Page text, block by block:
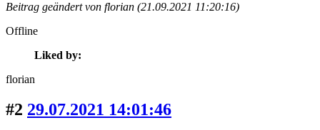
Beitrag geändert von florian (21.09.2021 11:20:16)
Offline
Liked by:
florian
#2 29.07.2021 14:01:46